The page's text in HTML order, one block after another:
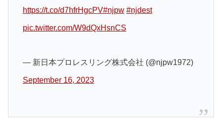
https://t.co/d7hfrHgcPV#njpw #njdest
pic.twitter.com/W9dQxHsnCS
— 新日本プロレスリング株式会社 (@njpw1972)
September 16, 2023